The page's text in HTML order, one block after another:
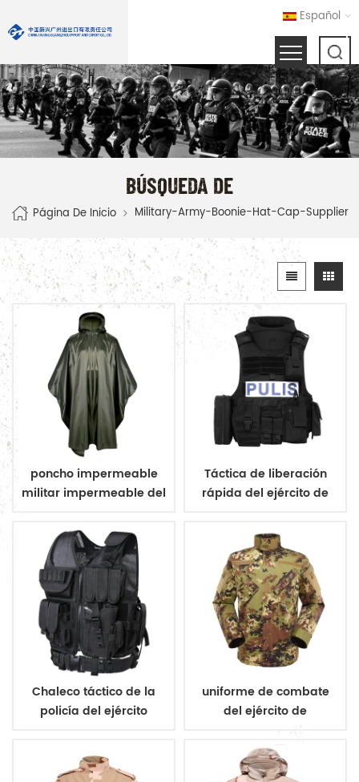
Español
BÚSQUEDA DE
Página De Inicio Military-Army-Boonie-Hat-Cap-Supplier
poncho impermeable
militar impermeable del
Táctica de liberación
rápida del ejército de
prueba de balas
Chaleco táctico de la
policía del ejército
uniforme de combate
del ejército de
italiano